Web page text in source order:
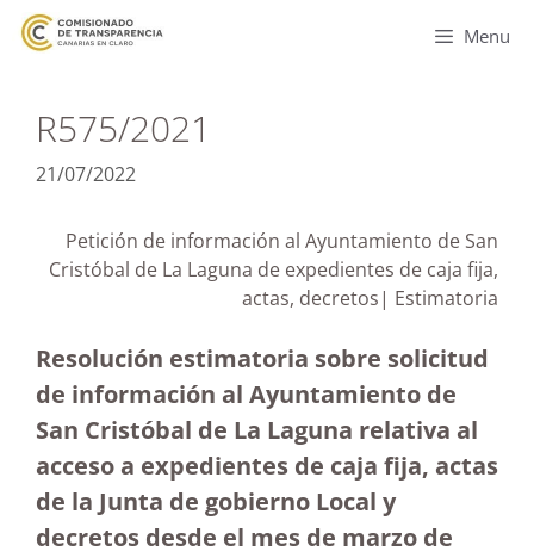
Menu
R575/2021
21/07/2022
Petición de información al Ayuntamiento de San
Cristóbal de La Laguna de expedientes de caja fija,
actas, decretos| Estimatoria
Resolución estimatoria sobre solicitud
de información al Ayuntamiento de
San Cristóbal de La Laguna relativa al
acceso a expedientes de caja fija, actas
de la Junta de gobierno Local y
decretos desde el mes de marzo de